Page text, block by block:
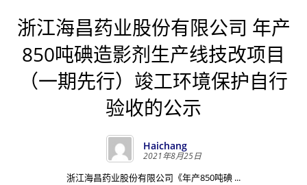
浙江海昌药业股份有限公司 年产
850吨碘造影剂生产线技改项目
（一期先行）竣工环境保护自行
验收的公示
Haichang
2021年8月25日
浙江海昌药业股份有限公司《年产850吨碘 ...